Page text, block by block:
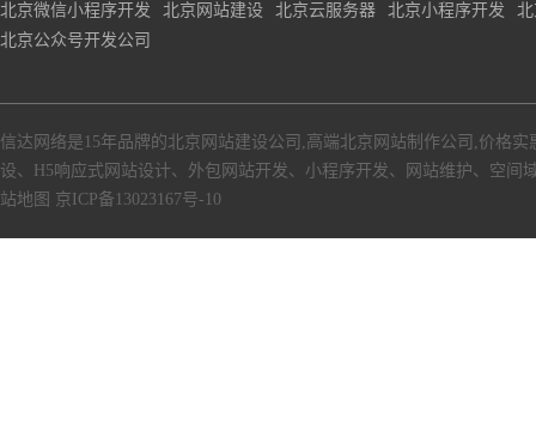
北京微信小程序开发 北京网站建设 北京云服务器 北京小程序开发
北京公众号开发公司
信达网络是15年品牌的北京网站建设公司,高端北京网站制作公司,价格
设、H5响应式网站设计、外包网站开发、小程序开发、网站维护、空
站地图 京ICP备13023167号-10